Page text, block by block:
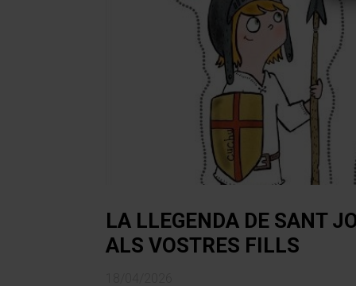
LA LLEGENDA DE SANT
ALS VOSTRES FILLS